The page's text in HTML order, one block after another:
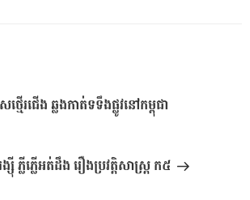
មើរជើង ឆ្លងកាត់ទទឹងផ្លូវនៅកម្ពុជា
ភ្លីភ្លើអត់ដឹង រឿងប្រវត្តិសាស្រ្ត ក៥